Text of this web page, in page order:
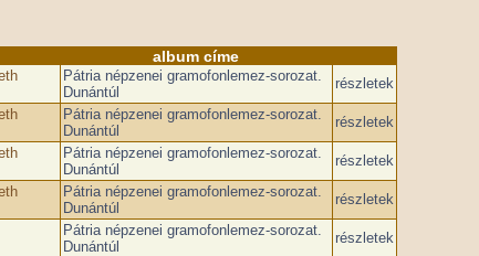
album címe
Pátria népzenei gramofonlemez-sorozat.
Dunántúl
részletek
Pátria népzenei gramofonlemez-sorozat.
Dunántúl
részletek
Pátria népzenei gramofonlemez-sorozat.
Dunántúl
részletek
Pátria népzenei gramofonlemez-sorozat.
Dunántúl
részletek
Pátria népzenei gramofonlemez-sorozat.
Dunántúl
részletek